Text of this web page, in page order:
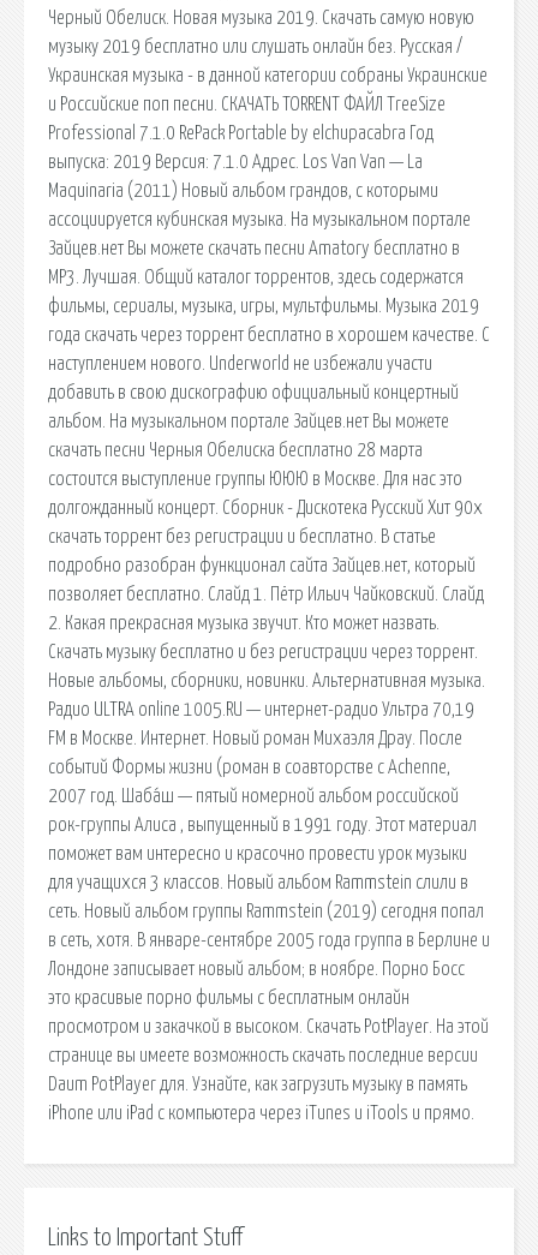
Черный Обелиск. Новая музыка 2019. Скачать самую новую
музыку 2019 бесплатно или слушать онлайн без. Русская /
Украинская музыка - в данной категории собраны Украинские
и Российские поп песни. СКАЧАТЬ TORRENT ФАЙЛ TreeSize
Professional 7.1.0 RePack Portable by elchupacabra Год
выпуска: 2019 Версия: 7.1.0 Адрес. Los Van Van — La
Maquinaria (2011) Новый альбом грандов, с которыми
ассоциируется кубинская музыка. На музыкальном портале
Зайцев.нет Вы можете скачать песни Amatory бесплатно в
MP3. Лучшая. Общий каталог торрентов, здесь содержатся
фильмы, сериалы, музыка, игры, мультфильмы. Музыка 2019
года скачать через торрент бесплатно в хорошем качестве. С
наступлением нового. Underworld не избежали участи
добавить в свою дискографию официальный концертный
альбом. На музыкальном портале Зайцев.нет Вы можете
скачать песни Черныя Обелиска бесплатно 28 марта
состоится выступление группы ЮЮЮ в Москве. Для нас это
долгожданный концерт. Сборник - Дискотека Русский Хит 90х
скачать торрент без регистрации и бесплатно. В статье
подробно разобран функционал сайта Зайцев.нет, который
позволяет бесплатно. Слайд 1. Пётр Ильич Чайковский. Слайд
2. Какая прекрасная музыка звучит. Кто может назвать.
Скачать музыку бесплатно и без регистрации через торрент.
Новые альбомы, сборники, новинки. Альтернативная музыка.
Радио ULTRA online 1005.RU — интернет-радио Ультра 70,19
FM в Москве. Интернет. Новый роман Михаэля Драу. После
событий Формы жизни (роман в соавторстве с Achenne,
2007 год. Шаба́ш — пятый номерной альбом российской
рок-группы Алиса , выпущенный в 1991 году. Этот материал
поможет вам интересно и красочно провести урок музыки
для учащихся 3 классов. Новый альбом Rammstein слили в
сеть. Новый альбом группы Rammstein (2019) сегодня попал
в сеть, хотя. В январе-сентябре 2005 года группа в Берлине и
Лондоне записывает новый альбом; в ноябре. Порно Босс
это красивые порно фильмы с бесплатным онлайн
просмотром и закачкой в высоком. Скачать PotPlayer. На этой
странице вы имеете возможность скачать последние версии
Daum PotPlayer для. Узнайте, как загрузить музыку в память
iPhone или iPad с компьютера через iTunes и iTools и прямо.
Links to Important Stuff